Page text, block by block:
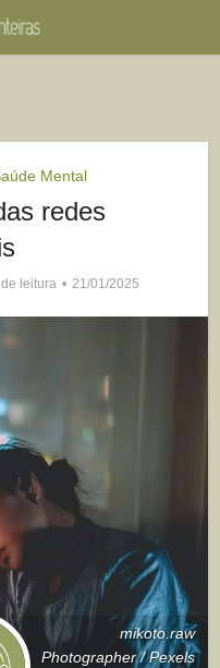
Mental
redes
leitura 21/01/2025
mikoto.raw
Photographer / Pexels